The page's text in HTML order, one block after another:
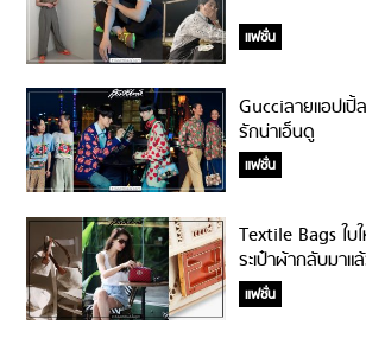
แฟชั่น
Gucciลายแอปเปิ้
รักน่าเอ็นดู
แฟชั่น
Textile Bags ใบ
ระเป๋าผ้ากลับมาแ
แฟชั่น